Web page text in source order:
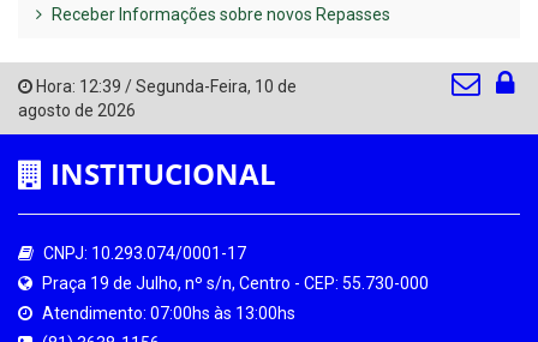
Receber Informações sobre novos Repasses
Hora: 12:39 /Segunda-Feira, 10 de
agosto de 2026
INSTITUCIONAL
CNPJ: 10.293.074/0001-17
Praça 19 de Julho, nº s/n, Centro - CEP: 55.730-000
Atendimento: 07:00hs às 13:00hs